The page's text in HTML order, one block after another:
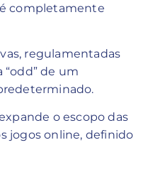
é completamente
regulamentadas
“odd” de um
o escopo das
jogos online, definido